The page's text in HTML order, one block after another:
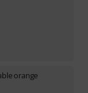
orange